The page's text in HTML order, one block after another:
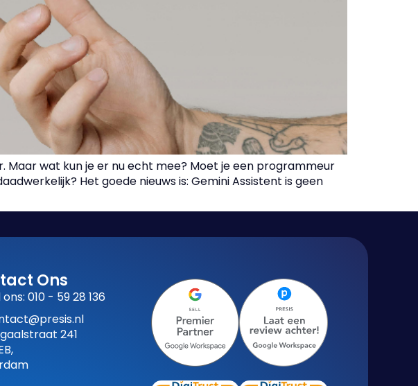
Maar wat kun je er nu echt mee? Moet je een programmeur
Het goede nieuws is: Gemini Assistent is geen
Ons
ons: 010 - 59 28 136
241